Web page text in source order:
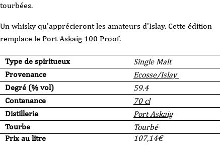
tourbées.
Un whisky qu'apprécieront les amateurs d'Islay. Cette édition
remplace le Port Askaig 100 Proof.
Type de spiritueux
Single Malt
Provenance
Ecosse/Islay
Degré (% vol)
59.4
Contenance
70 cl
Distillerie
Port Askaig
Tourbe
Tourbé
Prix au litre
107,14€